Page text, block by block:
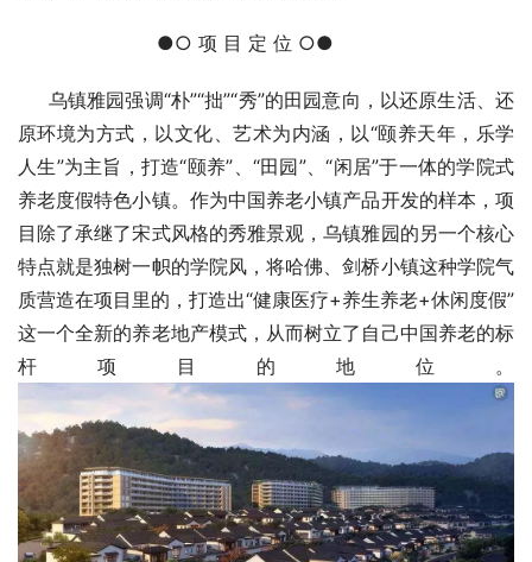
●○ 项 目 定 位 ○●
原环境为方式，以文化、艺术为内涵，以“颐养天年，乐学
人生”为主旨，打造“颐养”、“田园”、“闲居”于一体的学院式
养老度假特色小镇。作为中国养老小镇产品开发的样本，项
目除了承继了宋式风格的秀雅景观，乌镇雅园的另一个核心
特点就是独树一帜的学院风，将哈佛、剑桥小镇这种学院气
质营造在项目里的，打造出“健康医疗+养生养老+休闲度假”
这一个全新的养老地产模式，从而树立了自己中国养老的标
杆项目的地位。